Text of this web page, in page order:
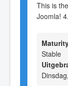
This is
Joomla!
Stable